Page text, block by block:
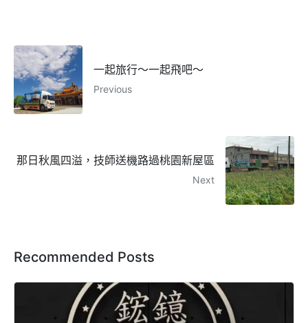
一起旅行～一起飛吧～
Previous
那日秋風四溢，技師送機路過桃園新屋區
Next
Recommended Posts